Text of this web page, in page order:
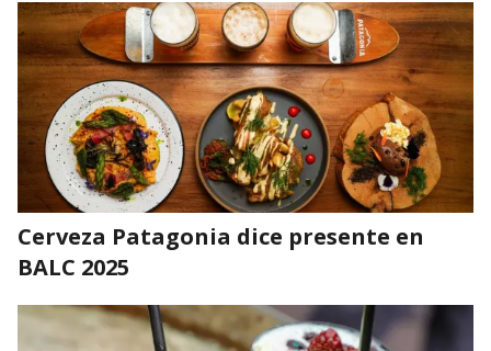
Cerveza Patagonia dice presente en
BALC 2025